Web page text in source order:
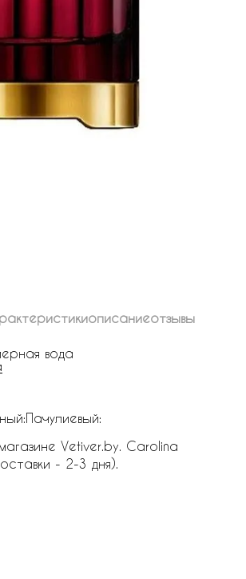
описаниеотзывы
вода
Vetiver.by. Carolina
- 2-3 дня).